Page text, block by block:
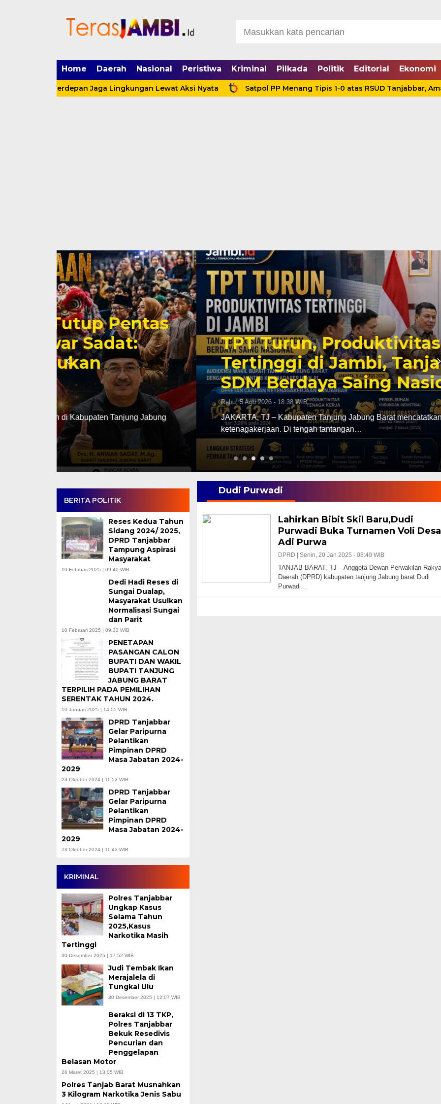
Home Daerah Nasional Peristiwa Kriminal Pilkada Politik Editorial Ekonomi
Garda Terdepan Jaga Lingkungan Lewat Aksi Nyata Satpol PP Menang Tipis 1-0 atas RSUD Tanjabbar,
TPT Turun, Produktivitas Tenaga Kerja
Tertinggi di Jambi, Tanjabbar Bidik
SDM Berdaya Saing Nasional
Rabu, 5 Agu 2026 - 18:38 WIB
JAKARTA, TJ – Kabupaten Tanjung Jabung Barat mencatatkan tren positif di sektor
ketenagakerjaan. Di tengah tantangan…
BERITA POLITIK
Reses Kedua Tahun
Sidang 2024/ 2025,
DPRD Tanjabbar
Tampung Aspirasi
Masyarakat
10 Februari 2025 | 09:40 WIB
Dedi Hadi Reses di
Sungai Dualap,
Masyarakat Usulkan
Normalisasi Sungai
dan Parit
10 Februari 2025 | 09:33 WIB
PENETAPAN
PASANGAN CALON
BUPATI DAN WAKIL
BUPATI TANJUNG
JABUNG BARAT
TERPILIH PADA PEMILIHAN
SERENTAK TAHUN 2024.
10 Januari 2025 | 14:05 WIB
DPRD Tanjabbar
Gelar Paripurna
Pelantikan
Pimpinan DPRD
Masa Jabatan 2024-
2029
23 Oktober 2024 | 11:53 WIB
DPRD Tanjabbar
Gelar Paripurna
Pelantikan
Pimpinan DPRD
Masa Jabatan 2024-
2029
23 Oktober 2024 | 11:43 WIB
KRIMINAL
Polres Tanjabbar
Ungkap Kasus
Selama Tahun
2025,Kasus
Narkotika Masih
Tertinggi
30 Desember 2025 | 17:52 WIB
Judi Tembak Ikan
Merajalela di
Tungkal Ulu
30 Desember 2025 | 12:07 WIB
Beraksi di 13 TKP,
Polres Tanjabbar
Bekuk Resedivis
Pencurian dan
Penggelapan
Belasan Motor
26 Maret 2025 | 13:05 WIB
Polres Tanjab Barat Musnahkan
3 Kilogram Narkotika Jenis Sabu
Dudi Purwadi
Lahirkan Bibit Skil Baru,Dudi
Purwadi Buka Turnamen Voli Desa
Adi Purwa
DPRD | Senin, 20 Jan 2025 - 08:40 WIB
TANJAB BARAT, TJ – Anggota Dewan Perwakilan
Daerah (DPRD) kabupaten tanjung Jabung barat Dudi
Purwadi…